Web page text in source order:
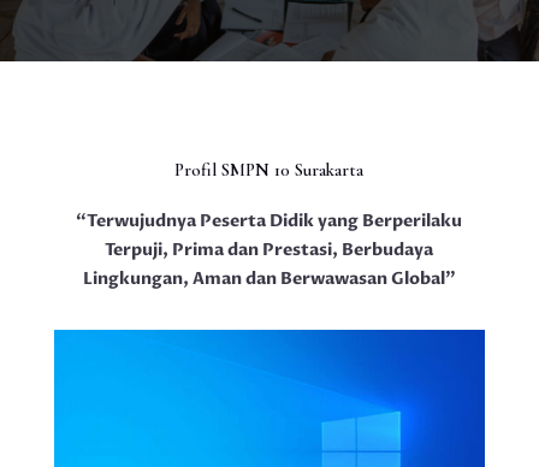
Profil SMPN 10 Surakarta
“Terwujudnya Peserta Didik yang Berperilaku
Terpuji, Prima dan Prestasi, Berbudaya
Lingkungan, Aman dan Berwawasan Global”